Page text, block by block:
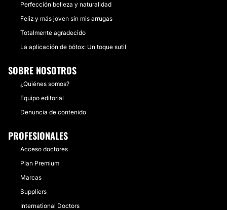
Perfección belleza y naturalidad
Feliz y más joven sin mis arrugas
Totalmente agradecido
La aplicación de bótox: Un toque sutil
SOBRE NOSOTROS
¿Quiénes somos?
Equipo editorial
Denuncia de contenido
PROFESIONALES
Acceso doctores
Plan Premium
Marcas
Suppliers
International Doctors